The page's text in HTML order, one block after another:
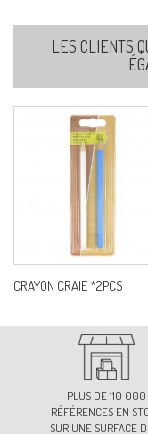
LES CLIENTS
CRAYON CRAIE *2PCS
PLUS DE 110 000
RÉFÉRENCES EN
SUR UNE SURFACE